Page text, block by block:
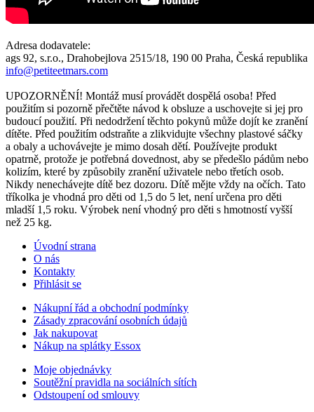
Adresa dodavatele:
ags 92, s.r.o., Drahobejlova 2515/18, 190 00 Praha, Česká republika
info@petiteetmars.com
UPOZORNĚNÍ! Montáž musí provádět dospělá osoba! Před
použitím si pozorně přečtěte návod k obsluze a uschovejte si jej pro
budoucí použití. Při nedodržení těchto pokynů může dojít ke zranění
dítěte. Před použitím odstraňte a zlikvidujte všechny plastové sáčky
a obaly a uchovávejte je mimo dosah dětí. Používejte produkt
opatrně, protože je potřebná dovednost, aby se předešlo pádům nebo
kolizím, které by způsobily zranění uživatele nebo třetích osob.
Nikdy nenechávejte dítě bez dozoru. Dítě mějte vždy na očích. Tato
tříkolka je vhodná pro děti od 1,5 do 5 let, není určena pro děti
mladší 1,5 roku. Výrobek není vhodný pro děti s hmotností vyšší
než 25 kg.
Úvodní strana
O nás
Kontakty
Přihlásit se
Nákupní řád a obchodní podmínky
Zásady zpracování osobních údajů
Jak nakupovat
Nákup na splátky Essox
Moje objednávky
Soutěžní pravidla na sociálních sítích
Odstoupení od smlouvy